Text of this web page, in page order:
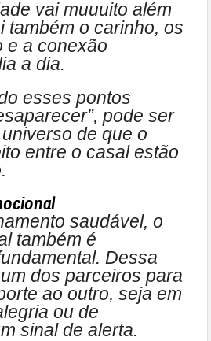
vai muuuito além
também o carinho, os
e a conexão
a dia.
esses pontos
pode ser
de que o
entre o casal estão
saudável, o
também é
Dessa
dos parceiros para
ao outro, seja em
ou de
sinal de alerta.